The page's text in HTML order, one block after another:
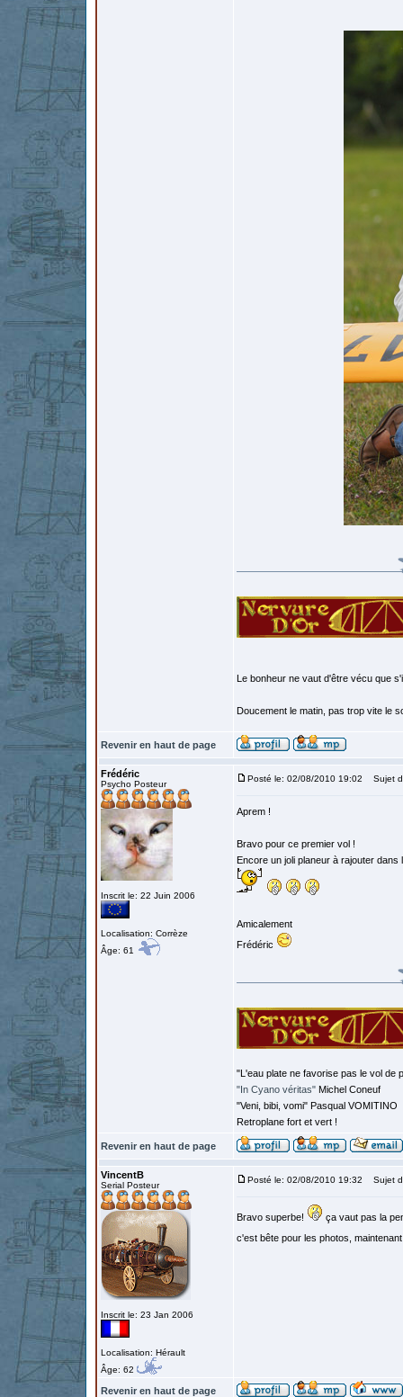
Le bonheur ne vaut d'être vécu que
Doucement le matin, pas trop vite le
Revenir en haut de page
Frédéric
Psycho Posteur
Inscrit le: 22 Juin 2006
Localisation: Corrèze
Âge: 61
Posté le: 02/08/2010 19:02 Sujet
Aprem !
Bravo pour ce premier vol !
Encore un joli planeur à rajouter
Amicalement
Frédéric
"L'eau plate ne favorise pas le vol de
"In Cyano véritas" Michel Coneuf
"Veni, bibi, vomi" Pasqual VOMITINO
Retroplane fort et vert !
Revenir en haut de page
VincentB
Serial Posteur
Inscrit le: 23 Jan 2006
Localisation: Hérault
Âge: 62
Posté le: 02/08/2010 19:32 Sujet
Bravo superbe!
ça vaut pas la
c'est bête pour les photos,
Revenir en haut de page